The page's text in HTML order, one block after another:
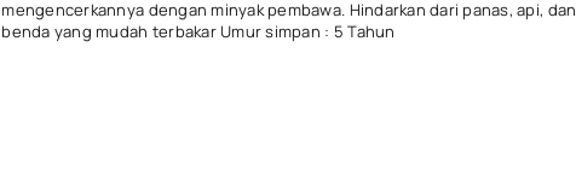
mengencerkannya dengan minyak pembawa. Hindarkan dari panas, api, dan
benda yang mudah terbakar Umur simpan : 5 Tahun